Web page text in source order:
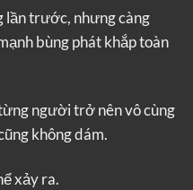
lần trước, nhưng càng
bùng phát khắp toàn
người trở nên vô cùng
không dám.
xảy ra.